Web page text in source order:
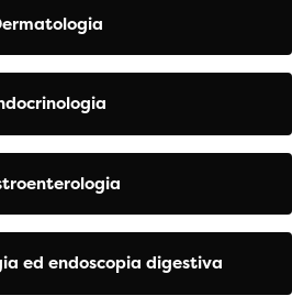
ed endoscopia digestiva